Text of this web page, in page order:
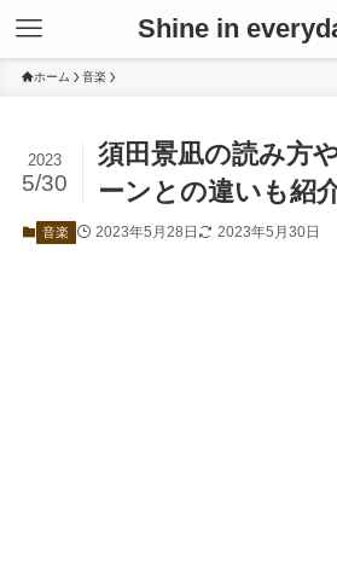
Shine in
ホーム 音楽
須田景凪の読み方
ーンとの違いも紹
2023
5/30
音楽 2023年5月28日 2023年5月30日